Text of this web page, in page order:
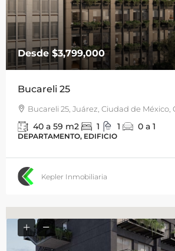
Desde $3,799,000
Bucareli 25
Bucareli 25, Juárez, Ciudad de México,
40 a 59 m2 1 1 0 a 1
DEPARTAMENTO, EDIFICIO
Kepler Inmobiliaria